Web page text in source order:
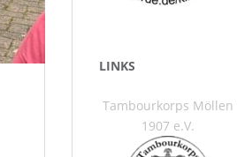
LINKS
Tambourkorps Möllen
1907 e.V.